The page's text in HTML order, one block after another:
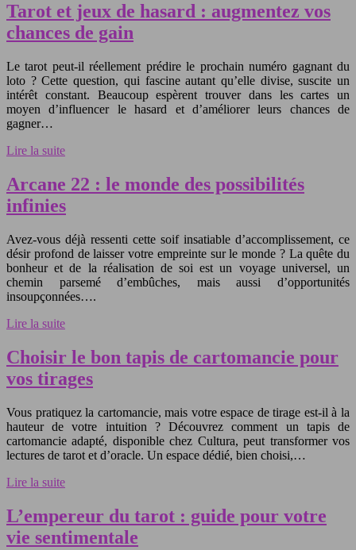
Tarot et jeux de hasard : augmentez vos
chances de gain
Le tarot peut-il réellement prédire le prochain numéro gagnant du
loto ? Cette question, qui fascine autant qu’elle divise, suscite un
intérêt constant. Beaucoup espèrent trouver dans les cartes un
moyen d’influencer le hasard et d’améliorer leurs chances de
gagner…
Lire la suite
Arcane 22 : le monde des possibilités
infinies
Avez-vous déjà ressenti cette soif insatiable d’accomplissement, ce
désir profond de laisser votre empreinte sur le monde ? La quête du
bonheur et de la réalisation de soi est un voyage universel, un
chemin parsemé d’embûches, mais aussi d’opportunités
insoupçonnées….
Lire la suite
Choisir le bon tapis de cartomancie pour
vos tirages
Vous pratiquez la cartomancie, mais votre espace de tirage est-il à la
hauteur de votre intuition ? Découvrez comment un tapis de
cartomancie adapté, disponible chez Cultura, peut transformer vos
lectures de tarot et d’oracle. Un espace dédié, bien choisi,…
Lire la suite
L’empereur du tarot : guide pour votre
vie sentimentale